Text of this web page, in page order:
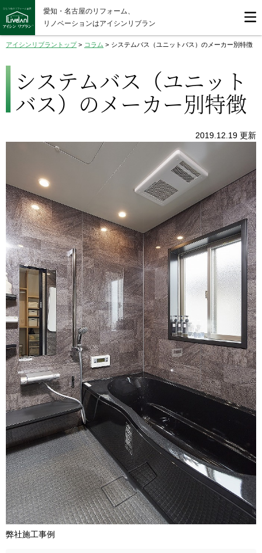
愛知・名古屋のリフォーム、
リノベーションはアイシンリブラン
アイシンリブラントップ> コラム > システムバス（ユニットバス）のメーカー別特徴
システムバス（ユニット
バス）のメーカー別特徴
2019.12.19 更新
弊社施工事例